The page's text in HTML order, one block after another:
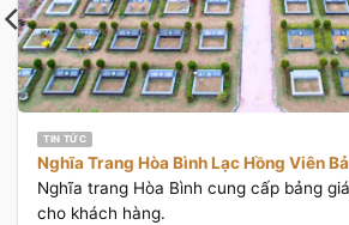
TIN TỨC
Nghĩa Trang Hòa Bình Lạc Hồng Viên
Nghĩa trang Hòa Bình cung cấp bảng
cho khách hàng.